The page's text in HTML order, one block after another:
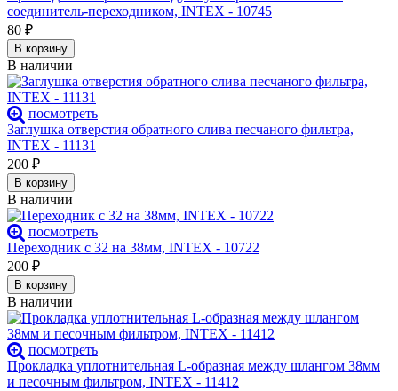
соединитель-переходником, INTEX - 10745
80 ₽
В корзину
В наличии
посмотреть
Заглушка отверстия обратного слива песчаного фильтра,
INTEX - 11131
200 ₽
В корзину
В наличии
посмотреть
Переходник с 32 на 38мм, INTEX - 10722
200 ₽
В корзину
В наличии
посмотреть
Прокладка уплотнительная L-образная между шлангом 38мм
и песочным фильтром, INTEX - 11412